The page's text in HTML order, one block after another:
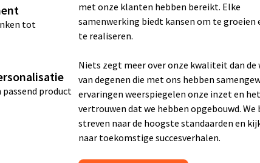
tot
product
met onze klanten hebben bereikt. Elke
samenwerking biedt kansen om te groeien
te realiseren.
Niets zegt meer over onze kwaliteit dan de
van degenen die met ons hebben
ervaringen weerspiegelen onze inzet en het
vertrouwen dat we hebben opgebouwd. We
streven naar de hoogste standaarden en
naar toekomstige succesverhalen.